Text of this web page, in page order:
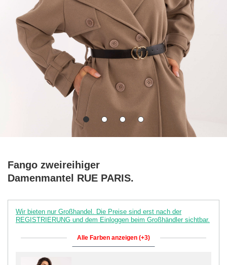
Fango zweireihiger
Damenmantel RUE PARIS.
Wir bieten nur Großhandel. Die Preise sind erst nach der
REGISTRIERUNG und dem Einloggen beim Großhändler sichtbar.
Alle Farben anzeigen (+3)